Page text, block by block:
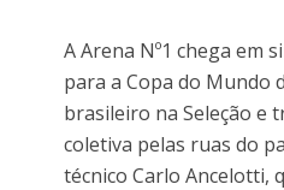
A Arena Nº1 chega em
para a Copa do Mundo
brasileiro na Seleção e
coletiva pelas ruas do
técnico Carlo Ancelotti,